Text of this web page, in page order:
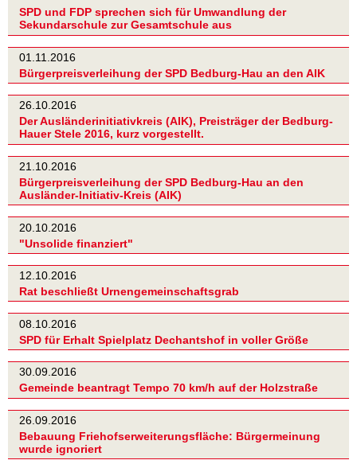
SPD und FDP sprechen sich für Umwandlung der
Sekundarschule zur Gesamtschule aus
01.11.2016
Bürgerpreisverleihung der SPD Bedburg-Hau an den AIK
26.10.2016
Der Ausländerinitiativkreis (AIK), Preisträger der Bedburg-
Hauer Stele 2016, kurz vorgestellt.
21.10.2016
Bürgerpreisverleihung der SPD Bedburg-Hau an den
Ausländer-Initiativ-Kreis (AIK)
20.10.2016
"Unsolide finanziert"
12.10.2016
Rat beschließt Urnengemeinschaftsgrab
08.10.2016
SPD für Erhalt Spielplatz Dechantshof in voller Größe
30.09.2016
Gemeinde beantragt Tempo 70 km/h auf der Holzstraße
26.09.2016
Bebauung Friehofserweiterungsfläche: Bürgermeinung
wurde ignoriert